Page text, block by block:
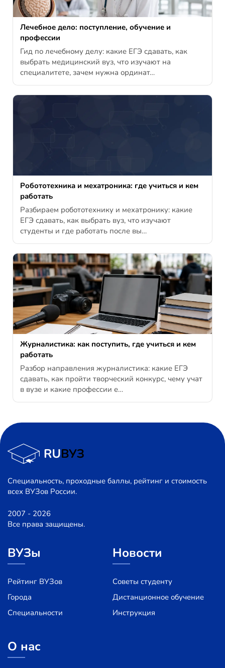
Лечебное дело: поступление, обучение и
профессии
Гид по лечебному делу: какие ЕГЭ сдавать, как
выбрать медицинский вуз, что изучают на
специалитете, зачем нужна ординат…
Робототехника и мехатроника: где учиться и кем
работать
Разбираем робототехнику и мехатронику: какие
ЕГЭ сдавать, как выбрать вуз, что изучают
студенты и где работать после вы…
Журналистика: как поступить, где учиться и кем
работать
Разбор направления журналистика: какие ЕГЭ
сдавать, как пройти творческий конкурс, чему учат
в вузе и какие профессии е…
Специальность, проходные баллы, рейтинг и стоимость
всех ВУЗов России.
2007 - 2026
Все права защищены.
ВУЗы
Рейтинг ВУЗов
Города
Специальности
Новости
Советы студенту
Дистанционное обучение
Инструкция
О нас